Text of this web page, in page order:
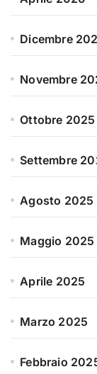
Dicembre
Novembre
Ottobre 2025
Settembre
Agosto 2025
Maggio 2025
Aprile 2025
Marzo 2025
Febbraio